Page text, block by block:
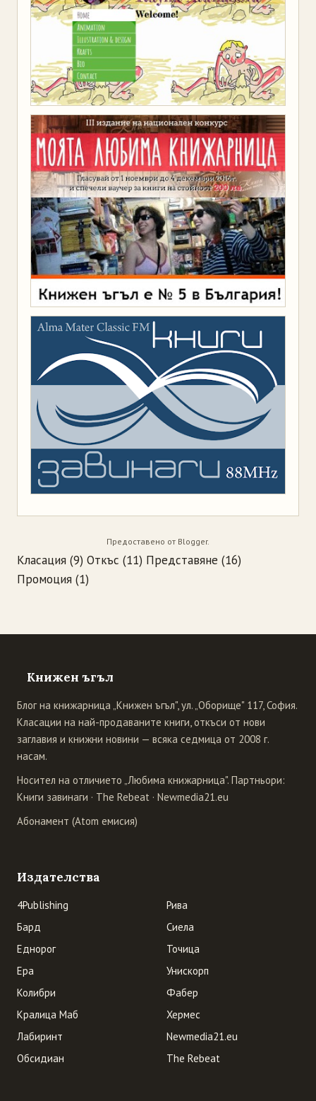
Предоставено от Blogger.
Класация (9) Откъс (11) Представяне (16)
Промоция (1)
Книжен ъгъл
Блог на книжарница „Книжен ъгъл", ул. „Оборище" 117, София.
Класации на най-продаваните книги, откъси от нови
заглавия и книжни новини — всяка седмица от 2008 г.
насам.
Носител на отличието „Любима книжарница". Партньори:
Книги завинаги · The Rebeat · Newmedia21.eu
Абонамент (Atom емисия)
Издателства
4Publishing
Бард
Еднорог
Ера
Колибри
Кралица Маб
Лабиринт
Обсидиан
Рива
Сиела
Точица
Унискорп
Фабер
Хермес
Newmedia21.eu
The Rebeat